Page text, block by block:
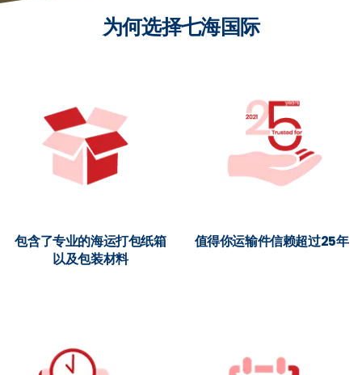
为何选择七海国际
包含了专业的海运打包纸箱
以及包装材料
值得你运输件信赖超过25年